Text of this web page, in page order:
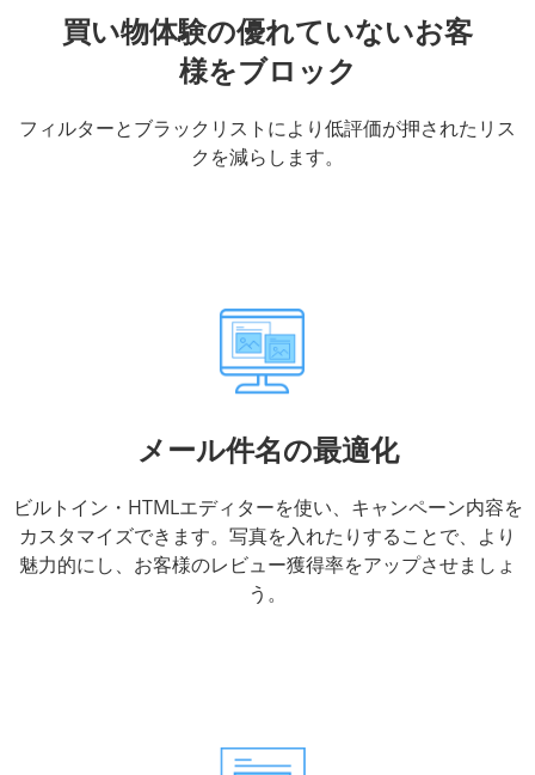
買い物体験の優れていないお客
様をブロック
フィルターとブラックリストにより低評価が押されたリス
クを減らします。
メール件名の最適化
ビルトイン・HTMLエディターを使い、キャンペーン内容を
カスタマイズできます。写真を入れたりすることで、より
魅力的にし、お客様のレビュー獲得率をアップさせましょ
う。